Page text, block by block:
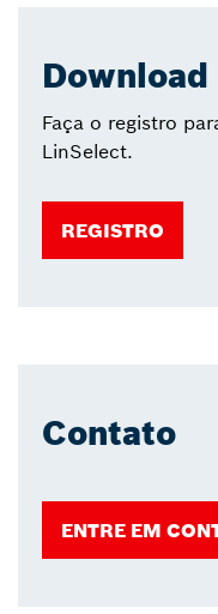
Download
Faça o registro
LinSelect.
REGISTRO
Contato
ENTRE EM